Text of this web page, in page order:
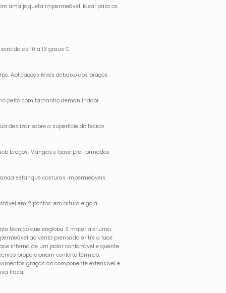
uma jaqueta impermeável. Ideal para os
de 10 a 13 graus C.
Aplicações leves debaixo dos braços.
peito com tamanho demanilhador.
deslizar sobre a superfície do tecido.
braços. Mangas e base pré-formados
estanque costuras impermeáveis
em 2 pontos: em altura e gola
técnico que engloba 3 materiais: uma
ao vento prensada entre a face
interna de um polar confortável e quente.
proporcionam conforto térmico,
graças ao componente extensível e
fraca.